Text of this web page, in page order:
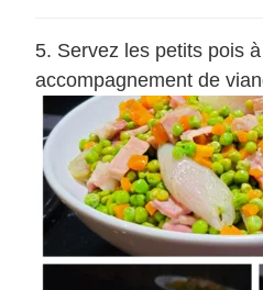
Servez les petits pois
accompagnement de